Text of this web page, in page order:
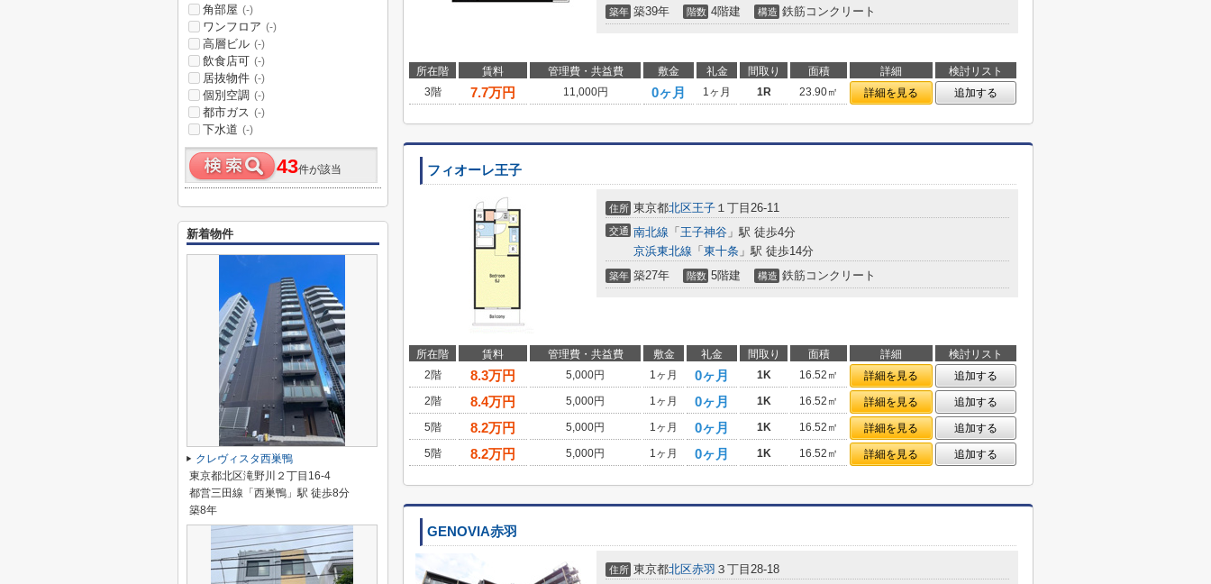
築年 築39年 階数 4階建 構造 鉄筋コンクリート
所在階 賃料 管理費・共益費 敷金 礼金 間取り 面積 詳細
検討リスト
3階
7.7万円 11,000円 0ヶ月 1ヶ月 1R 23.90㎡ 詳細を見る 追加する
フィオーレ王子
住所 東京都北区王子 １丁目26-11
交通 南北線 「 王子神谷 」駅 徒歩4分
京浜東北線 「 東十条 」駅 徒歩14分
築年 築27年 階数 5階建 構造 鉄筋コンクリート
所在階 賃料 管理費・共益費 敷金 礼金 間取り 面積 詳細
検討リスト
2階
8.3万円 5,000円 1ヶ月 0ヶ月 1K 16.52㎡ 詳細を見る
追加する
2階
8.4万円 5,000円 1ヶ月 0ヶ月 1K 16.52㎡ 詳細を見る
追加する
5階
8.2万円 5,000円 1ヶ月 0ヶ月 1K 16.52㎡ 詳細を見る
追加する
5階
8.2万円 5,000円 1ヶ月 0ヶ月 1K 16.52㎡ 詳細を見る 追加する
GENOVIA赤羽
住所 東京都北区赤羽 ３丁目28-18
角部屋 (-)
ワンフロア (-)
高層ビル (-)
飲食店可 (-)
居抜物件 (-)
個別空調 (-)
都市ガス (-)
下水道 (-)
43件が該当
新着物件
クレヴィスタ西巣鴨
東京都北区滝野川２丁目16-4
都営三田線「西巣鴨」駅 徒歩8分
築8年